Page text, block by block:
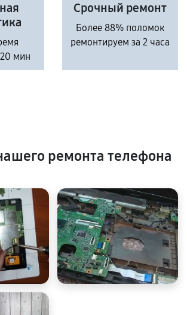
мин
Срочный ремонт
Более 88% поломок
ремонтируем за 2 часа
ремонта телефона